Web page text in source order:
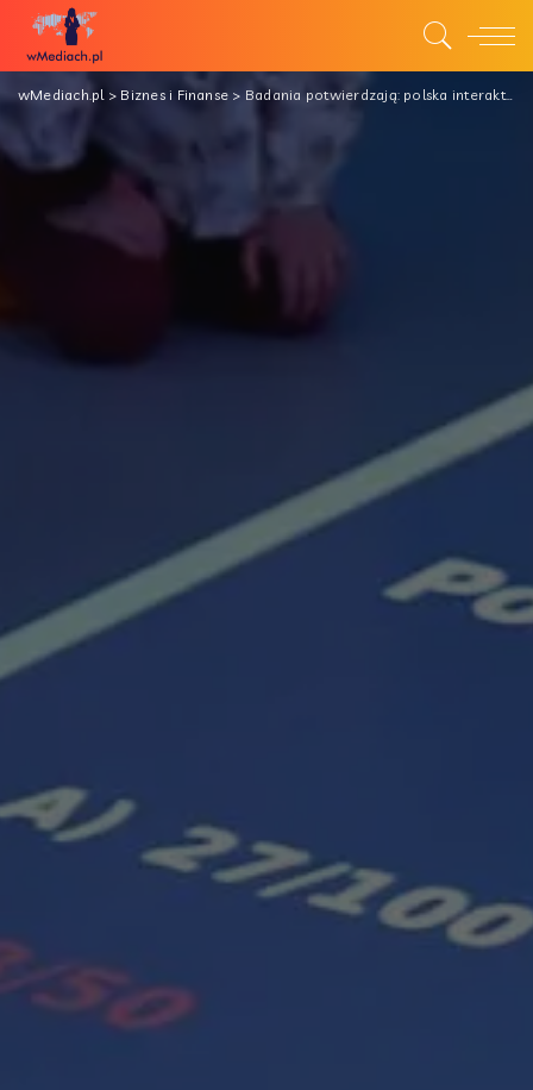
wMediach.pl> Biznes i Finanse > Badania potwierdzają: polska interaktywna podłoga Magiczny Dywan Kinebi skutecznie wspiera funkcje poznawcze dzieci.